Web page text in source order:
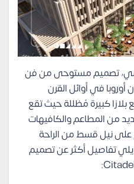
تصميم مستوحى من فن
أوروبا في أوائل القرن
كبيرة مُظللة حيث تقع
من المطاعم والكافيهات
على نيل قسط من الراحة
يلي تفاصيل أكثر عن تصميم